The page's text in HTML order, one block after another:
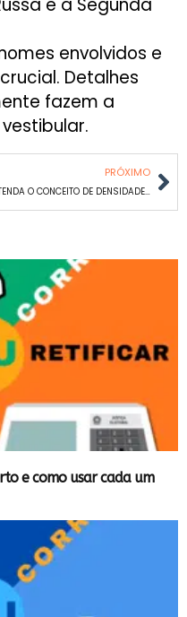
envolvidos e
Detalhes
fazem a
PRÓXIMO
ENTENDA O CONCEITO DE DENSIDADE DEMOGRÁFICA
e como usar cada um